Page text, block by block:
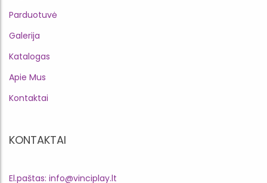
Parduotuvė
Galerija
Katalogas
Apie Mus
Kontaktai
KONTAKTAI
El.paštas: info@vinciplay.lt